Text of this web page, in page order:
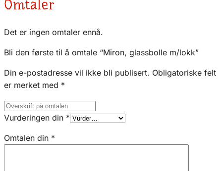
Omtaler
Det er ingen omtaler ennå.
Bli den første til å omtale “Miron, glassbolle m/lokk”
Din e-postadresse vil ikke bli publisert. Obligatoriske felt
er merket med *
Vurderingen din *
Omtalen din *